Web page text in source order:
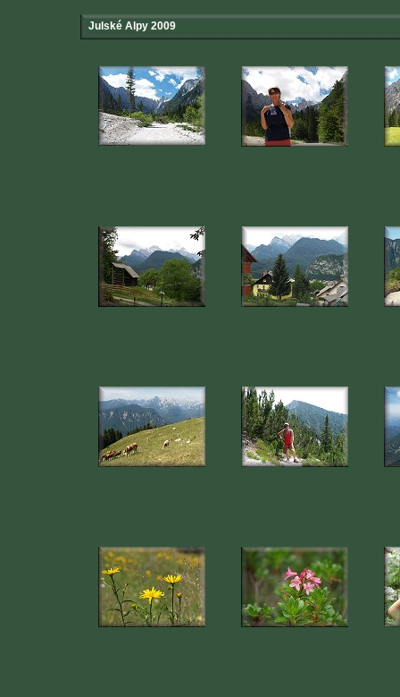
Julské Alpy 2009